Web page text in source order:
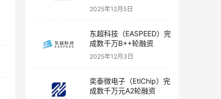
使+轮融资
2025年12月5日
东超科技（EASPEED）完
成数千万B++轮融资
2025年12月3日
奕泰微电子（EtlChip）完
成数千万元A2轮融资